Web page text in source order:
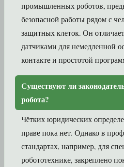
промышленных роботов,
безопасной работы рядом с
защитных клеток. Он
датчиками для немедленной
контакте и простотой
Существуют ли
робота?
Чётких юридических
праве пока нет. Однако в
стандартах, например, для
робототехнике, закреплено